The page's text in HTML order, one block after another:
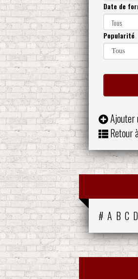
Date de
Popularité
Ajouter
Retour
# A B C D